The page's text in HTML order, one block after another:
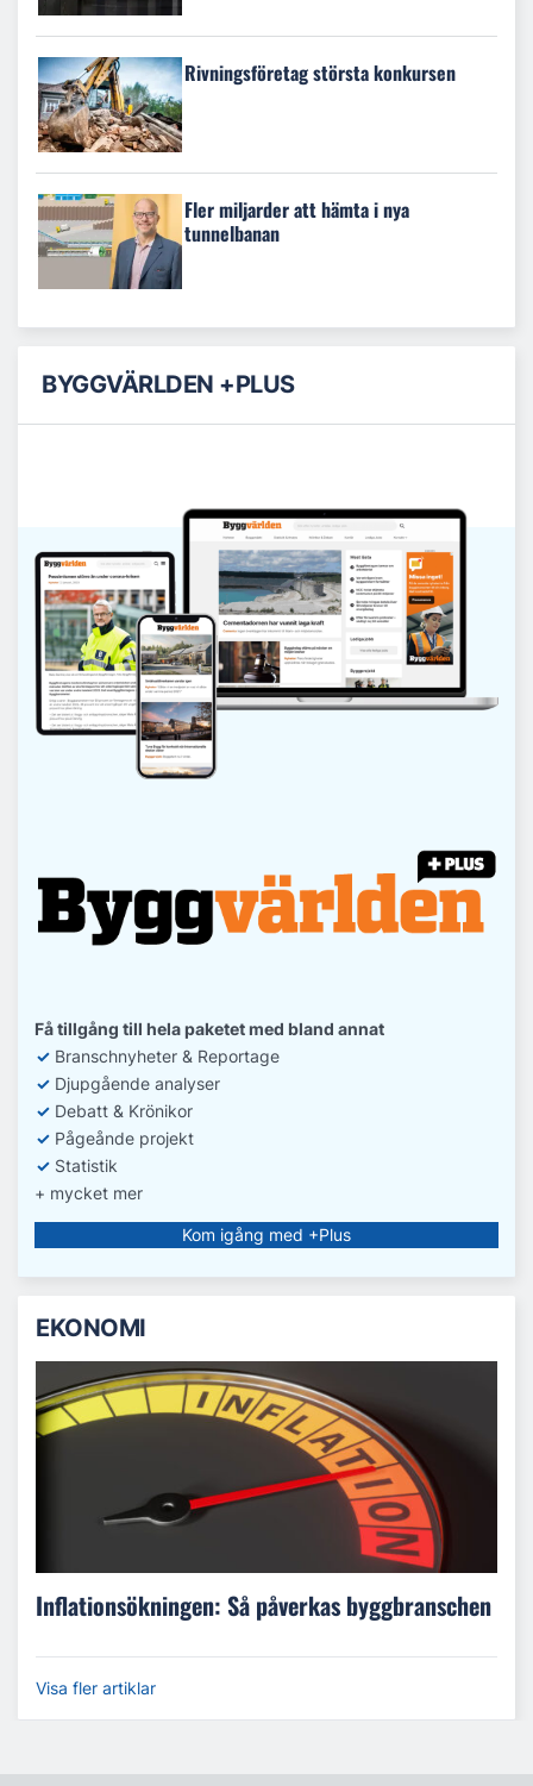
Rivningsföretag största konkursen
Fler miljarder att hämta i nya
tunnelbanan
BYGGVÄRLDEN +PLUS
Få tillgång till hela paketet med bland annat
✓ Branschnyheter & Reportage
✓ Djupgående analyser
✓ Debatt & Krönikor
✓ Pågeånde projekt
✓ Statistik
+ mycket mer
Kom igång med +Plus
EKONOMI
Inflationsökningen: Så påverkas byggbranschen
Visa fler artiklar